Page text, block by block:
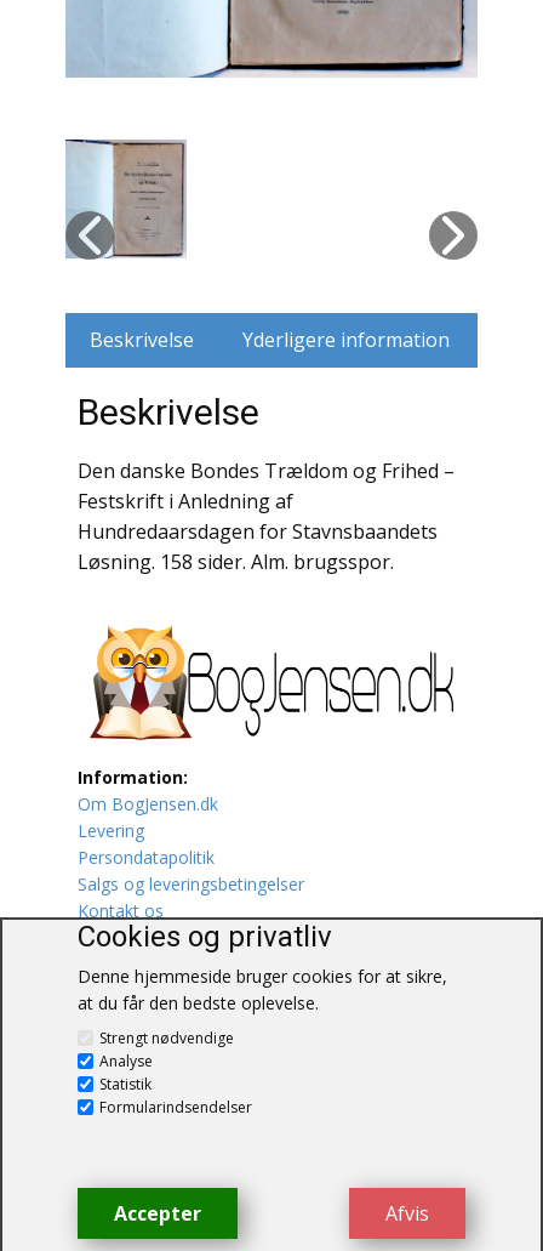
Hus / Have
Husdyr
Krige / Slag
Kunst
Litteraturhistorie
Lokalhistorie / Topografi
Lystfiskeri
Mad
Musik
Mytologi / Sagn / Sagaer
Naturen
Oldtidskundskab
Beskrivelse Yderligere information
Beskrivelse
Den danske Bondes Trældom og Frihed –
Festskrift i Anledning af
Hundredaarsdagen for Stavnsbaandets
Løsning. 158 sider. Alm. brugsspor.
Information:
Om BogJensen.dk
Levering
Persondatapolitik
Salgs og leveringsbetingelser
Kontakt os
Blåkærvej 25
6052 Viuf
Tlf.:60703190
© BogJensen.dk – Alle rettigheder
forbeholdes.
Cookies og privatliv
Denne hjemmeside bruger cookies for at sikre,
at du får den bedste oplevelse.
Strengt nødvendige
Analyse
Statistik
Formularindsendelser
Afvis
Accepter